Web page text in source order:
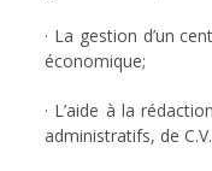
· La gestion d’un
économique;
· L’aide à la
administratifs, de